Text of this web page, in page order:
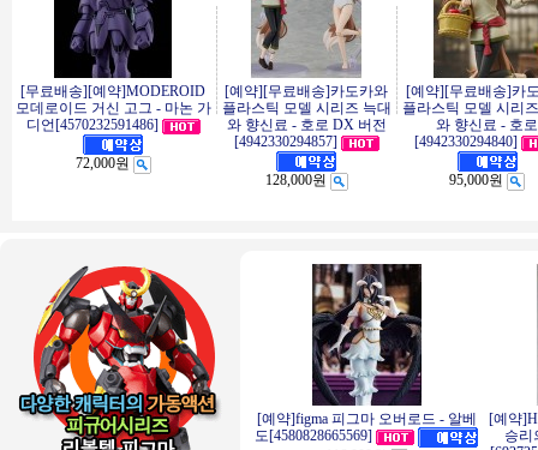
[무료배송][예약]MODEROID
모데로이드 거신 고그 - 마논 가
디언[4570232591486]
72,000원
[예약][무료배송]카도카와
플라스틱 모델 시리즈 늑대
와 향신료 - 호로 DX 버전
[4942330294857]
128,000원
[예약][무료배송]카
플라스틱 모델 시리
와 향신료 - 호로
[4942330294840]
95,000원
[예약]figma 피그마 오버로드 - 알베
도[4580828665569]
[예약
승리